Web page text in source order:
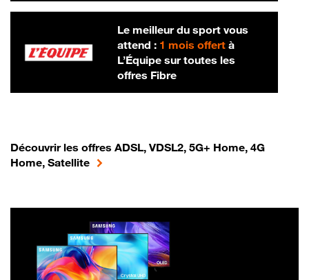
Le meilleur du sport vous
attend : 1 mois offertà
L’Équipe sur toutes les
offres Fibre
Découvrir les offres ADSL, VDSL2, 5G+ Home, 4G
Home, Satellite